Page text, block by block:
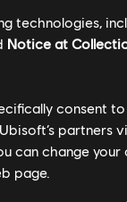
technologies,
Notice at
consent
partners
can change
page.